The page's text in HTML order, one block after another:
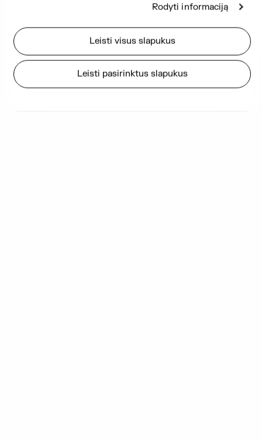
Rodyti informaciją
Leisti visus slapukus
Leisti pasirinktus slapukus